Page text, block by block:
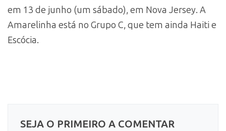
em 13 de junho (um sábado), em Nova Jersey. A
Amarelinha está no Grupo C, que tem ainda Haiti e
Escócia.
SEJA O PRIMEIRO A COMENTAR